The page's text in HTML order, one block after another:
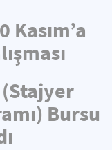
Kasım’a
(Stajyer
Bursu